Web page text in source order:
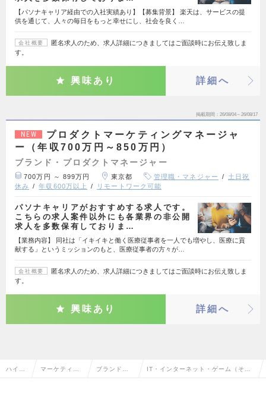
【パソナキャリア経由での入社実績あり】【募集背景】 楽天は、サービスの提
供を通じて、人々の毎日をもっと幸せにし、社会を良く…
会社概要
匿名求人のため、求人詳細につきましてはご面談時にお伝え致しま
す。
興味あり 詳細へ
掲載期間 26/08/04～26/08/17
NEW
プロダクトマーケティングマネージャ
ー（年収700万円～850万円）
ブランド・プロダクトマネージャー
700万円 ～ 899万円 東京都 管理職・マネジャー
土日祝
休み
年収600万以上 リモートワーク可能
パソナキャリアがおすすめする求人です。
こちらの求人案件以外にも各業界の非公開
求人を多数保有しておりま…
【業務内容】 同社は「イキイキと働く医療従事者を一人でも増やし、医療に貢
献する」というミッションのもと、医療従事者の方々が…
会社概要
匿名求人のため、求人詳細につきましてはご面談時にお伝え致しま
す。
興味あり 詳細へ
ハイク マーケティン ブランド・ IT・インターネット・ゲーム（その